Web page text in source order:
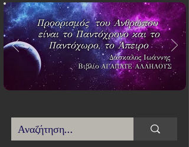
Προορισμός του Ανθρώπου
είναι το Παντόχρονο και το
Παντόχωρο, το Άπειρο
Δάσκαλος Ιωάννης
ΒιβλίοΑΓΑΠΑΤΕ ΑΛΛΗΛΟΥΣ